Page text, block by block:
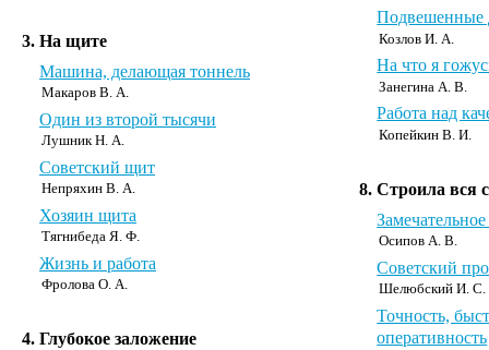
3. На щите
Машина, делающая тоннель
Макаров В. А.
Один из второй тысячи
Лушник Н. А.
Советский щит
Непряхин В. А.
Хозяин щита
Тягнибеда Я. Ф.
Жизнь и работа
Фролова О. А.
4. Глубокое заложение
Подвешенные
Козлов И. А.
На что я
Занегина А. В.
Работа над
Копейкин В. И.
8. Строила вся
Осипов А. В.
Советский
Шелюбский И. С.
Точность,
оперативность